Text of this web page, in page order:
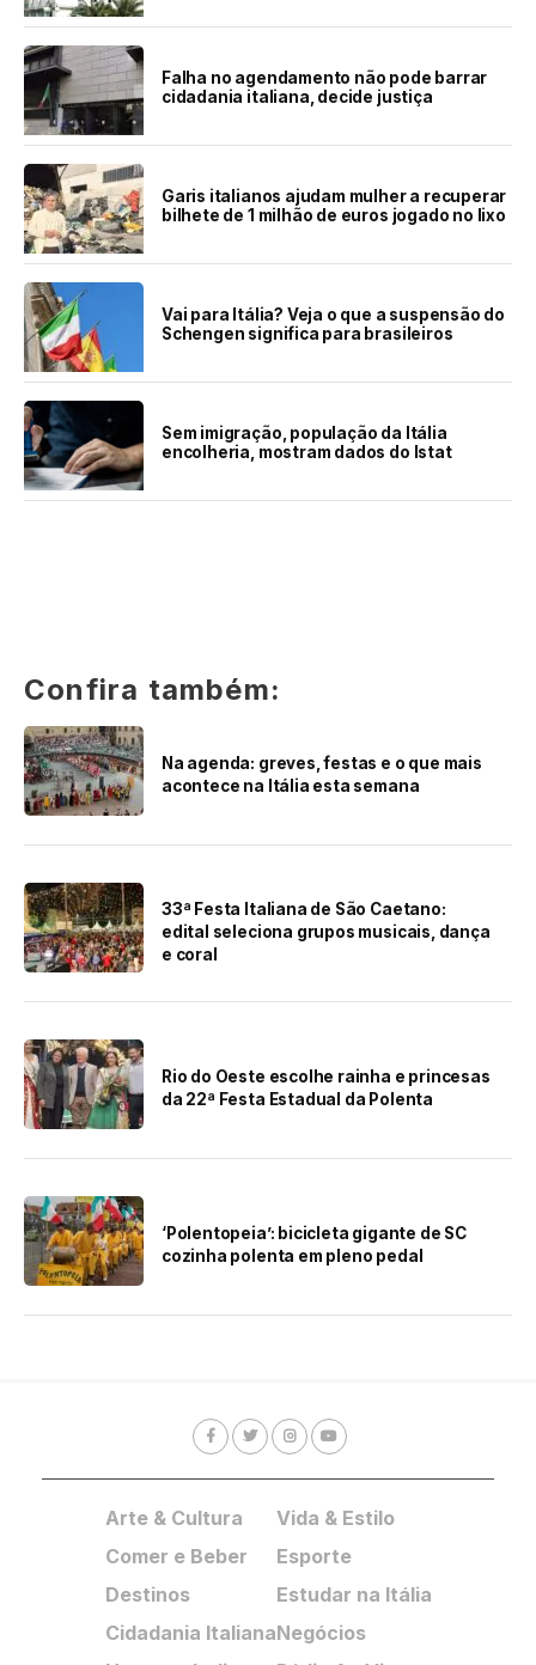
Falha no agendamento não pode barrar
cidadania italiana, decide justiça
Garis italianos ajudam mulher a recuperar
bilhete de 1 milhão de euros jogado no lixo
Vai para Itália? Veja o que a suspensão do
Schengen significa para brasileiros
Sem imigração, população da Itália
encolheria, mostram dados do Istat
Confira também:
Na agenda: greves, festas e o que mais
acontece na Itália esta semana
33ª Festa Italiana de São Caetano:
edital seleciona grupos musicais, dança
e coral
Rio do Oeste escolhe rainha e princesas
da 22ª Festa Estadual da Polenta
‘Polentopeia’: bicicleta gigante de SC
cozinha polenta em pleno pedal
Arte & Cultura
Comer e Beber
Destinos
Cidadania Italiana
Vida & Estilo
Esporte
Estudar na Itália
Negócios